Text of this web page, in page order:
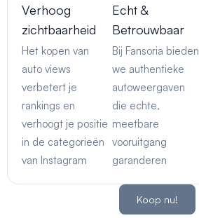
Verhoog
zichtbaarheid
Het kopen van
auto views
verbetert je
rankings en
verhoogt je positie
in de categorieën
van Instagram
Echt &
Betrouwbaar
Bij Fansoria bieden
we authentieke
autoweergaven
die echte,
meetbare
vooruitgang
garanderen
Koop nu!